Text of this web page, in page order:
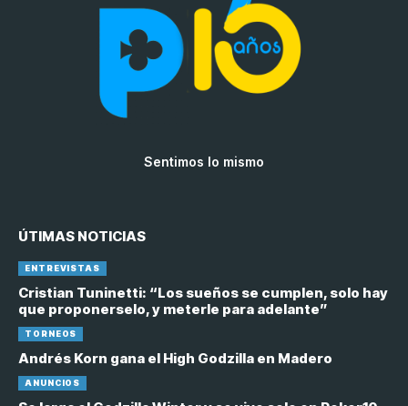
Sentimos lo mismo
ÚTIMAS NOTICIAS
ENTREVISTAS
Cristian Tuninetti: “Los sueños se cumplen, solo hay
que proponerselo, y meterle para adelante”
TORNEOS
Andrés Korn gana el High Godzilla en Madero
ANUNCIOS